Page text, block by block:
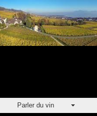
Parler du vin